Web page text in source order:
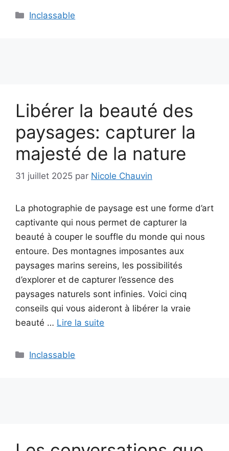
Catégories
Inclassable
Libérer la beauté des
paysages: capturer la
majesté de la nature
31 juillet 2025 par Nicole Chauvin
La photographie de paysage est une forme d’art
captivante qui nous permet de capturer la
beauté à couper le souffle du monde qui nous
entoure. Des montagnes imposantes aux
paysages marins sereins, les possibilités
d’explorer et de capturer l’essence des
paysages naturels sont infinies. Voici cinq
conseils qui vous aideront à libérer la vraie
beauté … Lire la suite
Catégories
Inclassable